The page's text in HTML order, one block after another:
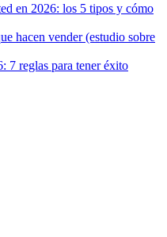
en 2026: los 5 tipos y cómo
hacen vender (estudio sobre
7 reglas para tener éxito